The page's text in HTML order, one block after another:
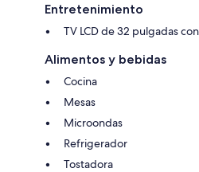
Entretenimiento
TV LCD de 32 pulgadas
Alimentos y bebidas
Cocina
Mesas
Microondas
Refrigerador
Tostadora